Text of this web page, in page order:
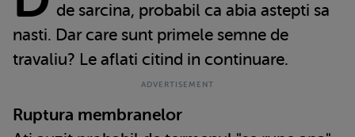
de sarcina, probabil ca abia astepti sa
nasti. Dar care sunt primele semne de
travaliu? Le aflati citind in continuare.
Ruptura membranelor